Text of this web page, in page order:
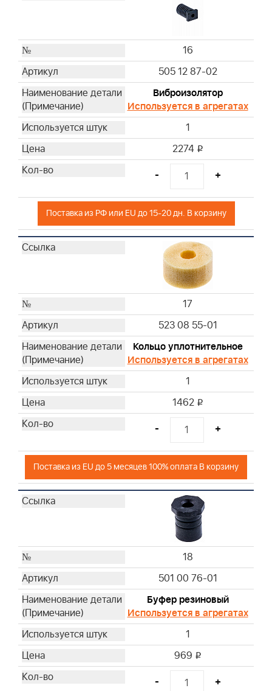
16
505 12 87-02
Виброизолятор
Используется в агрегатах
1
2274 i
- +
Поставка из РФ или EU до 15-20 дн. В корзину
17
523 08 55-01
Кольцо уплотнительное
Используется в агрегатах
1
1462 i
- +
Поставка из EU до 5 месяцев 100% оплата В корзину
18
501 00 76-01
Буфер резиновый
Используется в агрегатах
1
969 i
- +